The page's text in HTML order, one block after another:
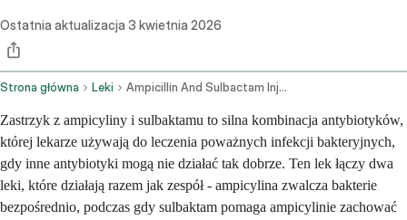
Ostatnia aktualizacja 3 kwietnia 2026
Strona główna Leki Ampicillin And Sulbactam Injection Route
Zastrzyk z ampicyliny i sulbaktamu to silna kombinacja antybiotyków,
której lekarze używają do leczenia poważnych infekcji bakteryjnych,
gdy inne antybiotyki mogą nie działać tak dobrze. Ten lek łączy dwa
leki, które działają razem jak zespół - ampicylina zwalcza bakterie
bezpośrednio, podczas gdy sulbaktam pomaga ampicylinie zachować